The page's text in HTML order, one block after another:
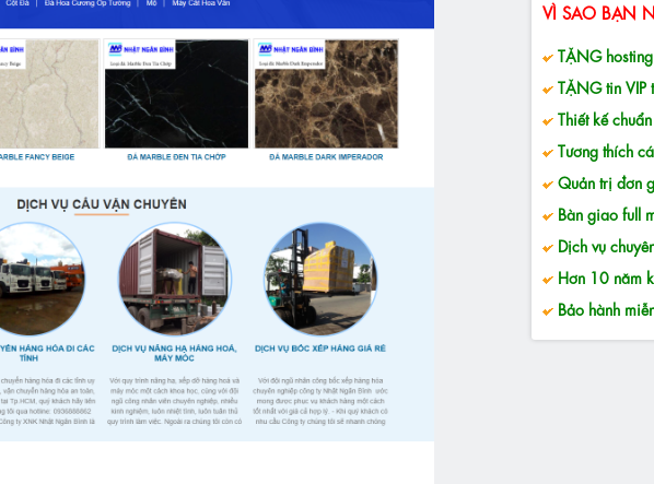
VÌ SAO BẠN
TẶNG
TẶNG tin VIP
Thiết kế
Tương thích
Quản trị đơn
Bàn giao full
Dịch vụ
Hơn 10 năm
Bảo hành